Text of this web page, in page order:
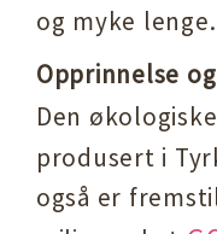
og myke lenge.
Opprinnelse
Den
produsert i
også er